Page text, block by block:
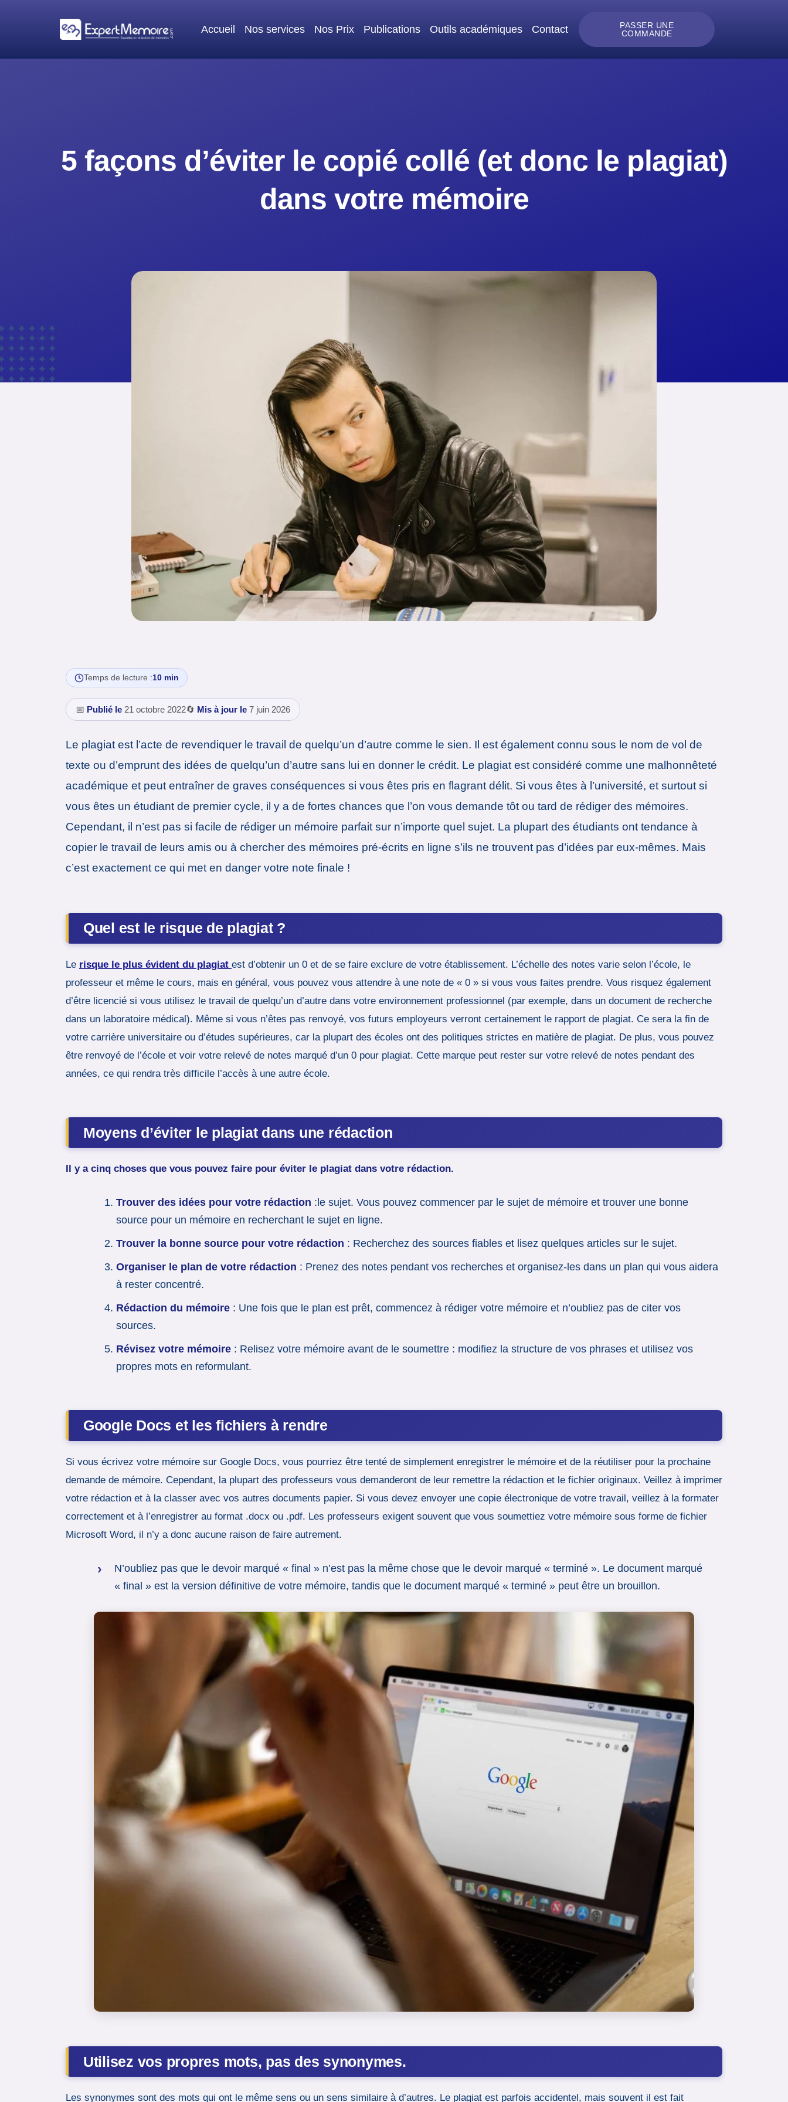
Accueil Nos services Nos Prix Publications Outils académiques Contact
PASSER UNE
COMMANDE
5 façons d’éviter le copié collé (et donc le plagiat)
dans votre mémoire
Temps de lecture :10 min
📅 Publié le 21 octobre 2022🔄 Mis à jour le 7 juin 2026
Le plagiat est l’acte de revendiquer le travail de quelqu’un d’autre comme le sien. Il est également connu sous le nom de vol de
texte ou d’emprunt des idées de quelqu’un d’autre sans lui en donner le crédit. Le plagiat est considéré comme une malhonnêteté
académique et peut entraîner de graves conséquences si vous êtes pris en flagrant délit. Si vous êtes à l’université, et surtout si
vous êtes un étudiant de premier cycle, il y a de fortes chances que l’on vous demande tôt ou tard de rédiger des mémoires.
Cependant, il n’est pas si facile de rédiger un mémoire parfait sur n’importe quel sujet. La plupart des étudiants ont tendance à
copier le travail de leurs amis ou à chercher des mémoires pré-écrits en ligne s’ils ne trouvent pas d’idées par eux-mêmes. Mais
c’est exactement ce qui met en danger votre note finale !
Quel est le risque de plagiat ?
Le risque le plus évident du plagiat est d’obtenir un 0 et de se faire exclure de votre établissement. L’échelle des notes varie selon l’école, le
professeur et même le cours, mais en général, vous pouvez vous attendre à une note de « 0 » si vous vous faites prendre. Vous risquez également
d’être licencié si vous utilisez le travail de quelqu’un d’autre dans votre environnement professionnel (par exemple, dans un document de recherche
dans un laboratoire médical). Même si vous n’êtes pas renvoyé, vos futurs employeurs verront certainement le rapport de plagiat. Ce sera la fin de
votre carrière universitaire ou d’études supérieures, car la plupart des écoles ont des politiques strictes en matière de plagiat. De plus, vous pouvez
être renvoyé de l’école et voir votre relevé de notes marqué d’un 0 pour plagiat. Cette marque peut rester sur votre relevé de notes pendant des
années, ce qui rendra très difficile l’accès à une autre école.
Moyens d’éviter le plagiat dans une rédaction
Il y a cinq choses que vous pouvez faire pour éviter le plagiat dans votre rédaction.
Trouver des idées pour votre rédaction :le sujet. Vous pouvez commencer par le sujet de mémoire et trouver une bonne
source pour un mémoire en recherchant le sujet en ligne.
Trouver la bonne source pour votre rédaction : Recherchez des sources fiables et lisez quelques articles sur le sujet.
Organiser le plan de votre rédaction : Prenez des notes pendant vos recherches et organisez-les dans un plan qui vous aidera
à rester concentré.
Rédaction du mémoire : Une fois que le plan est prêt, commencez à rédiger votre mémoire et n’oubliez pas de citer vos
sources.
Révisez votre mémoire : Relisez votre mémoire avant de le soumettre : modifiez la structure de vos phrases et utilisez vos
propres mots en reformulant.
Google Docs et les fichiers à rendre
Si vous écrivez votre mémoire sur Google Docs, vous pourriez être tenté de simplement enregistrer le mémoire et de la réutiliser pour la prochaine
demande de mémoire. Cependant, la plupart des professeurs vous demanderont de leur remettre la rédaction et le fichier originaux. Veillez à imprimer
votre rédaction et à la classer avec vos autres documents papier. Si vous devez envoyer une copie électronique de votre travail, veillez à la formater
correctement et à l’enregistrer au format .docx ou .pdf. Les professeurs exigent souvent que vous soumettiez votre mémoire sous forme de fichier
Microsoft Word, il n’y a donc aucune raison de faire autrement.
N’oubliez pas que le devoir marqué « final » n’est pas la même chose que le devoir marqué « terminé ». Le document marqué
« final » est la version définitive de votre mémoire, tandis que le document marqué « terminé » peut être un brouillon.
Utilisez vos propres mots, pas des synonymes.
Les synonymes sont des mots qui ont le même sens ou un sens similaire à d’autres. Le plagiat est parfois accidentel, mais souvent il est fait